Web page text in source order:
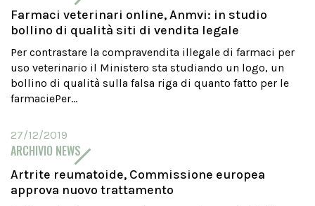
Farmaci veterinari online, Anmvi: in studio
bollino di qualità siti di vendita legale
Per contrastare la compravendita illegale di farmaci per
uso veterinario il Ministero sta studiando un logo, un
bollino di qualità sulla falsa riga di quanto fatto per le
farmaciePer...
27/12/2019
ARCHIVIO NEWS
Artrite reumatoide, Commissione europea
approva nuovo trattamento